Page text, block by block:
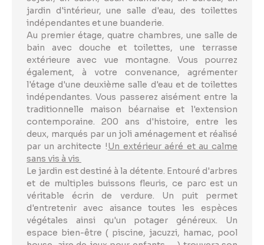
jardin d'intérieur, une salle d'eau, des toilettes
indépendantes et une buanderie.
Au premier étage, quatre chambres, une salle de
bain avec douche et toilettes, une terrasse
extérieure avec vue montagne. Vous pourrez
également, à votre convenance, agrémenter
l'étage d'une deuxième salle d'eau et de toilettes
indépendantes. Vous passerez aisément entre la
traditionnelle maison béarnaise et l'extension
contemporaine. 200 ans d'histoire, entre les
deux, marqués par un joli aménagement et réalisé
par un architecte !Un extérieur aéré et au calme
sans vis à vis
Le jardin est destiné à la détente. Entouré d'arbres
et de multiples buissons fleuris, ce parc est un
véritable écrin de verdure. Un puit permet
d'entretenir avec aisance toutes les espèces
végétales ainsi qu'un potager généreux. Un
espace bien-être ( piscine, jacuzzi, hamac, pool